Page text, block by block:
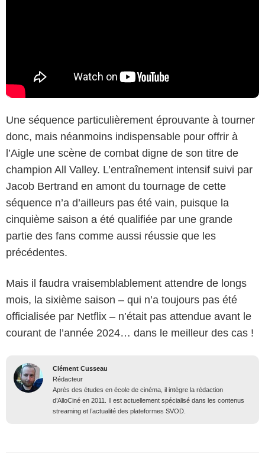
Une séquence particulièrement éprouvante à tourner
donc, mais néanmoins indispensable pour offrir à
l’Aigle une scène de combat digne de son titre de
champion All Valley. L’entraînement intensif suivi par
Jacob Bertrand en amont du tournage de cette
séquence n’a d’ailleurs pas été vain, puisque la
cinquième saison a été qualifiée par une grande
partie des fans comme aussi réussie que les
précédentes.
Mais il faudra vraisemblablement attendre de longs
mois, la sixième saison – qui n’a toujours pas été
officialisée par Netflix – n’était pas attendue avant le
courant de l’année 2024… dans le meilleur des cas !
Clément Cusseau
Rédacteur
Après des études en école de cinéma, il intègre la rédaction
d’AlloCiné en 2011. Il est actuellement spécialisé dans les contenus
streaming et l’actualité des plateformes SVOD.